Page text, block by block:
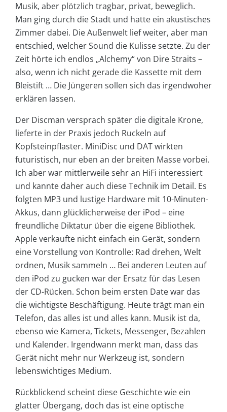
Musik, aber plötzlich tragbar, privat, beweglich.
Man ging durch die Stadt und hatte ein akustisches
Zimmer dabei. Die Außenwelt lief weiter, aber man
entschied, welcher Sound die Kulisse setzte. Zu der
Zeit hörte ich endlos „Alchemy“ von Dire Straits –
also, wenn ich nicht gerade die Kassette mit dem
Bleistift … Die Jüngeren sollen sich das irgendwoher
erklären lassen.
Der Discman versprach später die digitale Krone,
lieferte in der Praxis jedoch Ruckeln auf
Kopfsteinpflaster. MiniDisc und DAT wirkten
futuristisch, nur eben an der breiten Masse vorbei.
Ich aber war mittlerweile sehr an HiFi interessiert
und kannte daher auch diese Technik im Detail. Es
folgten MP3 und lustige Hardware mit 10-Minuten-
Akkus, dann glücklicherweise der iPod – eine
freundliche Diktatur über die eigene Bibliothek.
Apple verkaufte nicht einfach ein Gerät, sondern
eine Vorstellung von Kontrolle: Rad drehen, Welt
ordnen, Musik sammeln … Bei anderen Leuten auf
den iPod zu gucken war der Ersatz für das Lesen
der CD-Rücken. Schon beim ersten Date war das
die wichtigste Beschäftigung. Heute trägt man ein
Telefon, das alles ist und alles kann. Musik ist da,
ebenso wie Kamera, Tickets, Messenger, Bezahlen
und Kalender. Irgendwann merkt man, dass das
Gerät nicht mehr nur Werkzeug ist, sondern
lebenswichtiges Medium.
Rückblickend scheint diese Geschichte wie ein
glatter Übergang, doch das ist eine optische